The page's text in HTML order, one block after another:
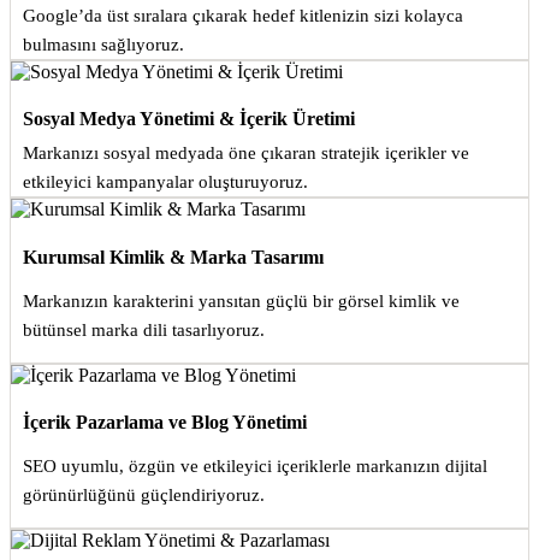
Google’da üst sıralara çıkarak hedef kitlenizin sizi kolayca
bulmasını sağlıyoruz.
Sosyal Medya Yönetimi & İçerik Üretimi
Markanızı sosyal medyada öne çıkaran stratejik içerikler ve
etkileyici kampanyalar oluşturuyoruz.
Kurumsal Kimlik & Marka Tasarımı
Markanızın karakterini yansıtan güçlü bir görsel kimlik ve
bütünsel marka dili tasarlıyoruz.
İçerik Pazarlama ve Blog Yönetimi
SEO uyumlu, özgün ve etkileyici içeriklerle markanızın dijital
görünürlüğünü güçlendiriyoruz.